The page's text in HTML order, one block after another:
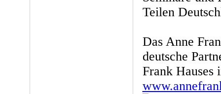
Teilen
Das Anne
deutsche
Frank Hauses